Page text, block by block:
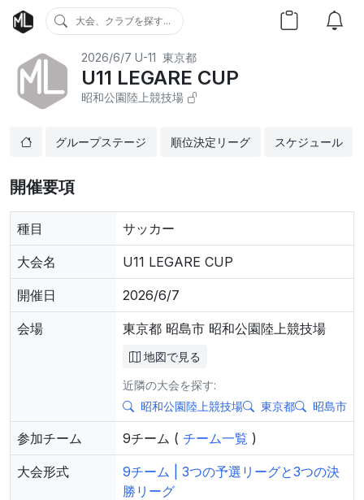
大会、クラブを探す...
2026/6/7 U-11 東京都
U11 LEGARE CUP
昭和公園陸上競技場
グループステージ 順位決定リーグ スケジュール
開催要項
種目 サッカー
大会名 U11 LEGARE CUP
開催日 2026/6/7
会場 東京都 昭島市 昭和公園陸上競技場
地図で見る
近隣の大会を探す:
昭和公園陸上競技場
東京都 昭島市
参加チーム 9チーム ( チーム一覧 )
大会形式
9チーム | 3つの予選リーグと3つの決
勝リーグ